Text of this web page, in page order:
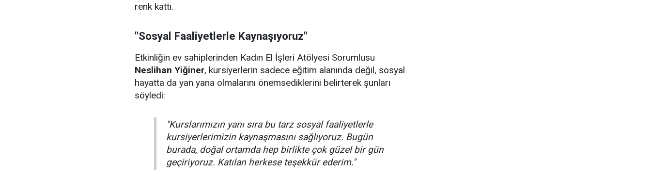
renk kattı.
"Sosyal Faaliyetlerle Kaynaşıyoruz"
Etkinliğin ev sahiplerinden Kadın El İşleri Atölyesi Sorumlusu
Neslihan Yiğiner, kursiyerlerin sadece eğitim alanında değil, sosyal
hayatta da yan yana olmalarını önemsediklerini belirterek şunları
söyledi:
"Kurslarımızın yanı sıra bu tarz sosyal faaliyetlerle
kursiyerlerimizin kaynaşmasını sağlıyoruz. Bugün
burada, doğal ortamda hep birlikte çok güzel bir gün
geçiriyoruz. Katılan herkese teşekkür ederim."